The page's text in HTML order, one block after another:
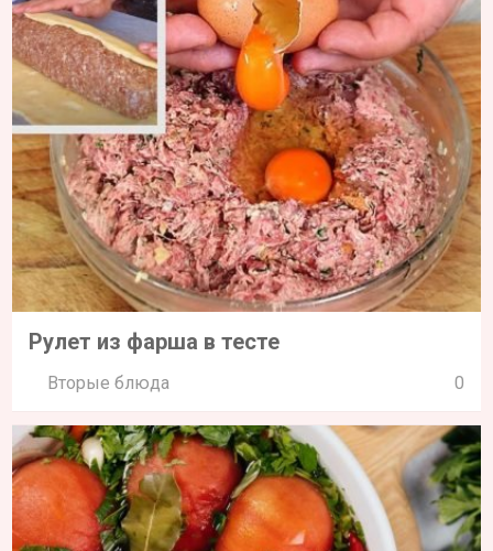
Рулет из фарша в тесте
Вторые блюда 0